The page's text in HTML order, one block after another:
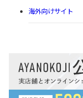
海外向けサイト